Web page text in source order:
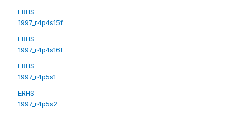
ERHS
1997_r4p4s15f
ERHS
1997_r4p4s16f
ERHS
1997_r4p5s1
ERHS
1997_r4p5s2